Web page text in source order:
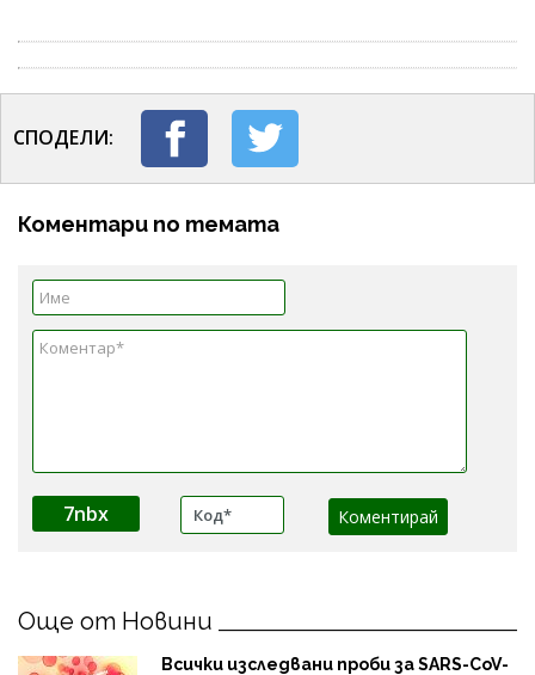
СПОДЕЛИ:
Коментари по темата
7nbx
Още от Новини
Всички изследвани проби за SARS-CoV-